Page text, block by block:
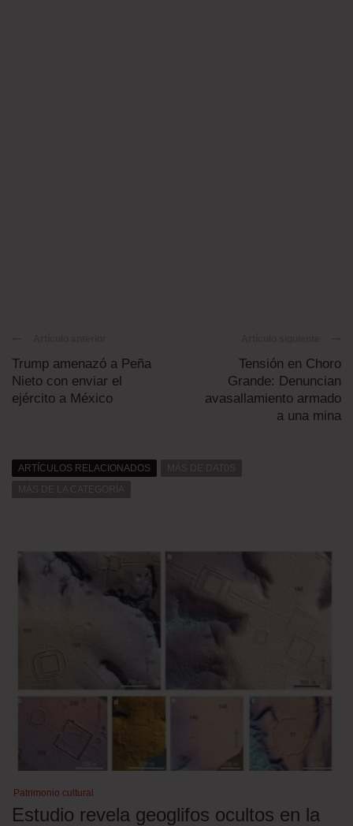
Trump amenazó a Peña
Nieto con enviar el
ejército a México
Tensión en Choro
Grande: Denuncian
avasallamiento armado
a una mina
ARTÍCULOS RELACIONADOS
Patrimonio cultural
Estudio revela geoglifos ocultos en la